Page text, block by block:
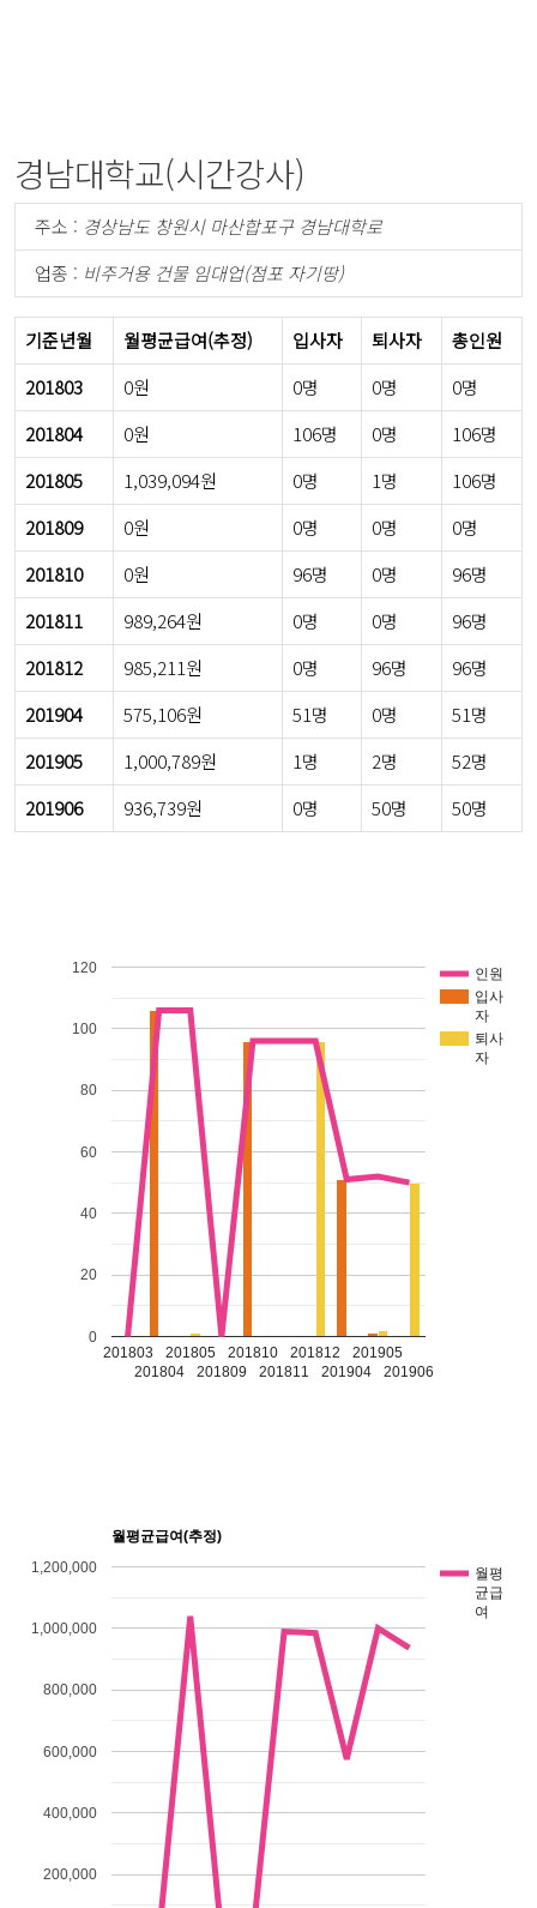
경남대학교(시간강사)
주소 : 경상남도 창원시 마산합포구 경남대학로
업종 : 비주거용 건물 임대업(점포 자기땅)
기준년월 월평균급여(추정) 입사자 퇴사자
총인원
201803
0원 0명 0명
0명
201804
0원 106명 0명
106명
201805
1,039,094원 0명 1명
106명
201809
0원 0명 0명
0명
201810
0원 96명 0명
96명
201811
989,264원 0명 0명
96명
201812
985,211원 0명 96명
96명
201904
575,106원 51명 0명
51명
201905
1,000,789원 1명 2명
52명
201906
936,739원 0명 50명 50명
인원
입사
자
퇴사
자
201803
201804
201805
201809
201810
201811
201812
201904
201905
201906
0
20
40
60
80
100
120
월평균급여(추정)
월평
균급
여
200,000
400,000
600,000
800,000
1,000,000
1,200,000